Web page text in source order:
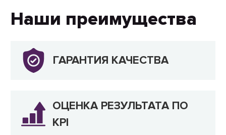
Наши преимущества
ГАРАНТИЯ КАЧЕСТВА
ОЦЕНКА РЕЗУЛЬТАТА ПО
KPI